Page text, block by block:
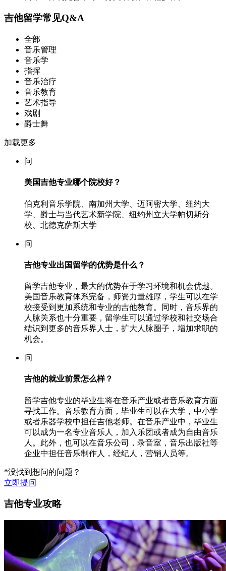
吉他留学常见Q&A
全部
音乐管理
音乐学
指挥
音乐治疗
音乐教育
艺术指导
戏剧
爵士舞
加载更多
问
美国吉他专业哪个院校好？
伯克利音乐学院、南加州大学、迈阿密大学、纽约大
学、爵士与当代艺术新学院、纽约州立大学帕切斯分
校、北德克萨斯大学
问
吉他专业出国留学的优势是什么？
留学吉他专业，最大的优势在于学习环境和机会优越。
美国音乐教育体系完备，师资力量雄厚，学生可以在学
校接受到更加系统和专业的吉他教育。同时，音乐界的
人脉关系也十分重要，留学生可以通过学校和社交场合
结识到更多的音乐界人士，扩大人脉圈子，增加求职的
机会。
问
吉他的就业前景怎么样？
留学吉他专业的毕业生将在音乐产业或者音乐教育方面
寻找工作。音乐教育方面，毕业生可以在大学，中小学
或者乐器学校中担任吉他老师。在音乐产业中，毕业生
可以成为一名专业音乐人，加入乐团或者成为自由音乐
人。此外，也可以在音乐公司，录音室，音乐出版社等
企业中担任音乐制作人，经纪人，营销人员等。
*没找到想问的问题？
立即提问
吉他专业攻略